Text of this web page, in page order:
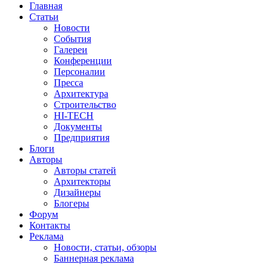
Главная
Статьи
Новости
События
Галереи
Конференции
Персоналии
Пресса
Архитектура
Строительство
HI-TECH
Документы
Предприятия
Блоги
Авторы
Авторы статей
Архитекторы
Дизайнеры
Блогеры
Форум
Контакты
Реклама
Новости, статьи, обзоры
Баннерная реклама